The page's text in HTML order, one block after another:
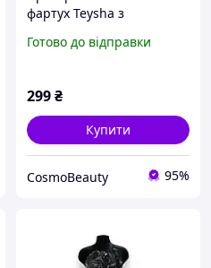
фартух Teysha з
Готово до відправки
299₴
Купити
CosmoBeauty 95%